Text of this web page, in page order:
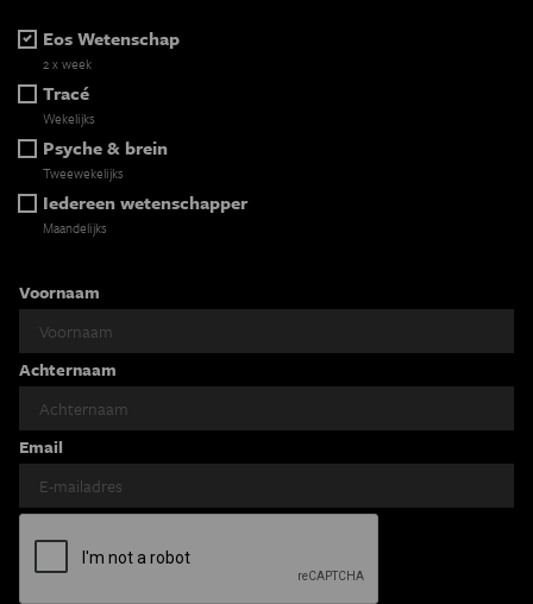
Eos Wetenschap
2 x week
Tracé
Wekelijks
Psyche & brein
Tweewekelijks
Iedereen wetenschapper
Maandelijks
Voornaam
Achternaam
Email